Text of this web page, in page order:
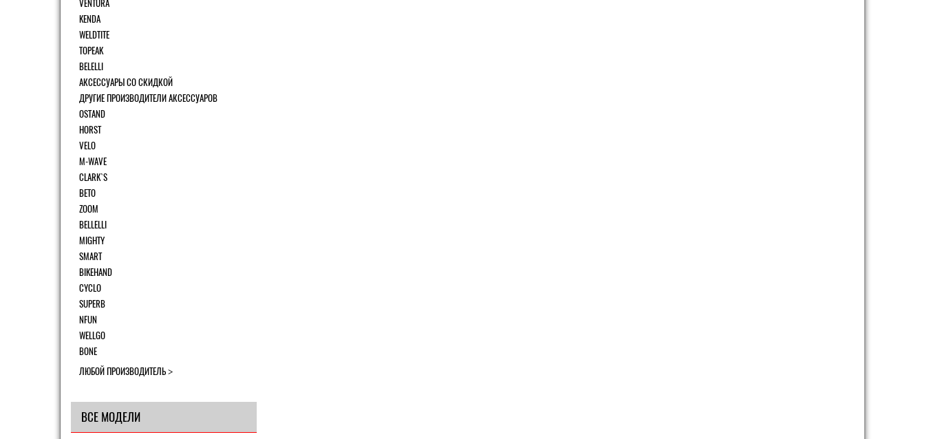
VENTURA
KENDA
WELDTITE
TOPEAK
BELELLI
АКСЕССУАРЫ СО СКИДКОЙ
ДРУГИЕ ПРОИЗВОДИТЕЛИ АКСЕССУАРОВ
OSTAND
HORST
VELO
M-WAVE
CLARK`S
BETO
ZOOM
BELLELLI
MIGHTY
SMART
BIKEHAND
CYCLO
SUPERB
NFUN
WELLGO
BONE
ЛЮБОЙ ПРОИЗВОДИТЕЛЬ
ВСЕ МОДЕЛИ